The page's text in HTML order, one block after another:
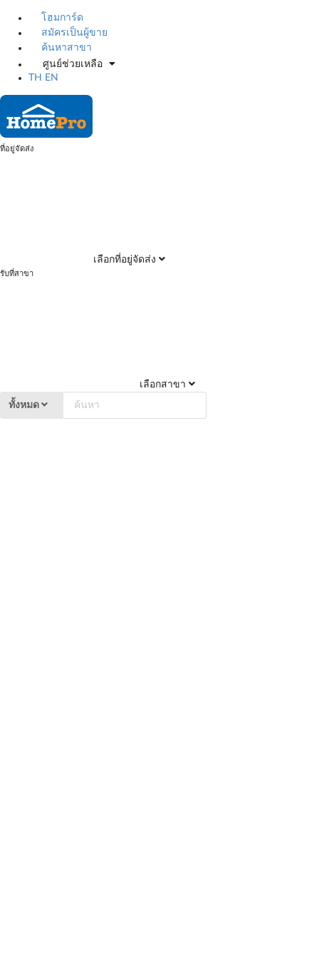
โฮมการ์ด
สมัครเป็นผู้ขาย
ค้นหาสาขา
ศูนย์ช่วยเหลือ
TH
EN
ที่อยู่จัดส่ง
เลือกที่อยู่จัดส่ง
รับที่สาขา
เลือกสาขา
ทั้งหมด